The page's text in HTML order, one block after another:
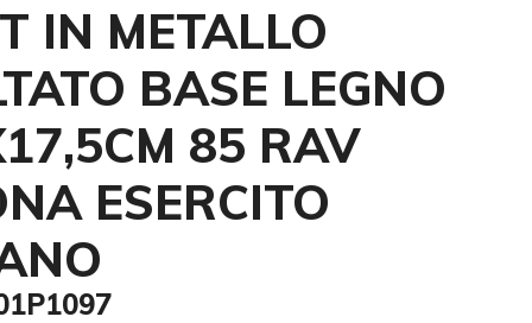
IN METALLO
BASE LEGNO
85 RAV
ESERCITO